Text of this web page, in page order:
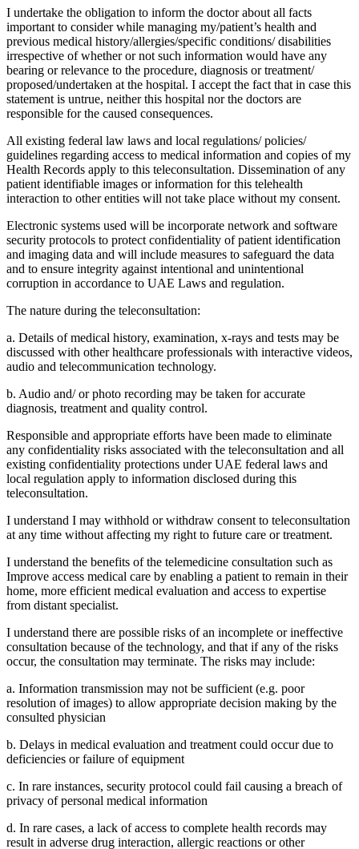
I undertake the obligation to inform the doctor about all facts
important to consider while managing my/patient’s health and
previous medical history/allergies/specific conditions/ disabilities
irrespective of whether or not such information would have any
bearing or relevance to the procedure, diagnosis or treatment/
proposed/undertaken at the hospital. I accept the fact that in case this
statement is untrue, neither this hospital nor the doctors are
responsible for the caused consequences.
All existing federal law laws and local regulations/ policies/
guidelines regarding access to medical information and copies of my
Health Records apply to this teleconsultation. Dissemination of any
patient identifiable images or information for this telehealth
interaction to other entities will not take place without my consent.
Electronic systems used will be incorporate network and software
security protocols to protect confidentiality of patient identification
and imaging data and will include measures to safeguard the data
and to ensure integrity against intentional and unintentional
corruption in accordance to UAE Laws and regulation.
The nature during the teleconsultation:
a. Details of medical history, examination, x-rays and tests may be
discussed with other healthcare professionals with interactive videos,
audio and telecommunication technology.
b. Audio and/ or photo recording may be taken for accurate
diagnosis, treatment and quality control.
Responsible and appropriate efforts have been made to eliminate
any confidentiality risks associated with the teleconsultation and all
existing confidentiality protections under UAE federal laws and
local regulation apply to information disclosed during this
teleconsultation.
I understand I may withhold or withdraw consent to teleconsultation
at any time without affecting my right to future care or treatment.
I understand the benefits of the telemedicine consultation such as
Improve access medical care by enabling a patient to remain in their
home, more efficient medical evaluation and access to expertise
from distant specialist.
I understand there are possible risks of an incomplete or ineffective
consultation because of the technology, and that if any of the risks
occur, the consultation may terminate. The risks may include:
a. Information transmission may not be sufficient (e.g. poor
resolution of images) to allow appropriate decision making by the
consulted physician
b. Delays in medical evaluation and treatment could occur due to
deficiencies or failure of equipment
c. In rare instances, security protocol could fail causing a breach of
privacy of personal medical information
d. In rare cases, a lack of access to complete health records may
result in adverse drug interaction, allergic reactions or other